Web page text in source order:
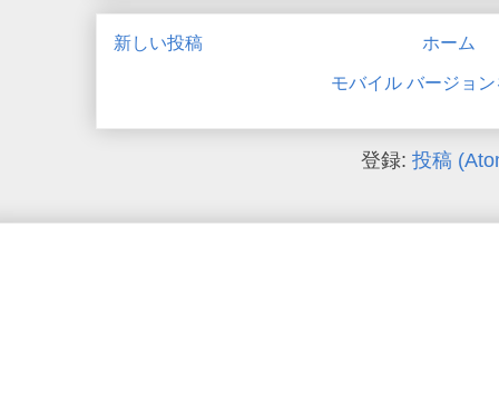
新しい投稿 ホーム
モバイル バージョ
登録:投稿